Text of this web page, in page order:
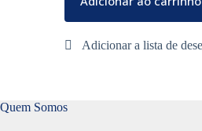
Quem Somos